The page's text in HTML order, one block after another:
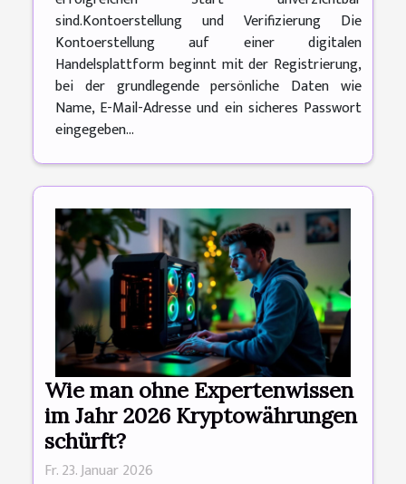
sind.Kontoerstellung und Verifizierung Die
Kontoerstellung auf einer digitalen
Handelsplattform beginnt mit der Registrierung,
bei der grundlegende persönliche Daten wie
Name, E-Mail-Adresse und ein sicheres Passwort
eingegeben...
Wie man ohne Expertenwissen
im Jahr 2026 Kryptowährungen
schürft?
Fr. 23. Januar 2026